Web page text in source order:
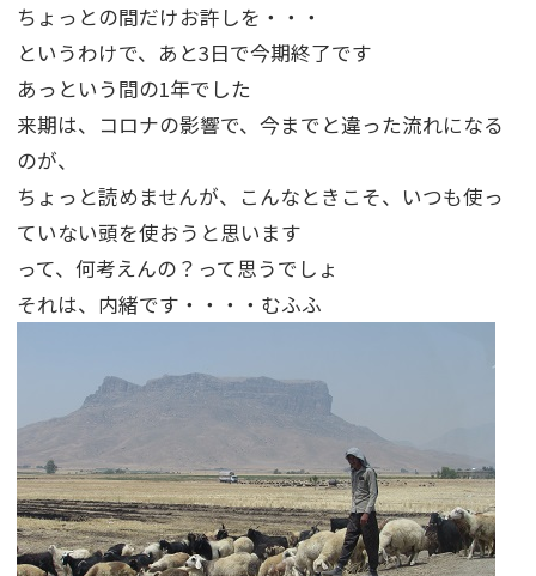
ちょっとの間だけお許しを・・・
というわけで、あと3日で今期終了です
あっという間の1年でした
来期は、コロナの影響で、今までと違った流れになる
のが、
ちょっと読めませんが、こんなときこそ、いつも使っ
ていない頭を使おうと思います
って、何考えんの？って思うでしょ
それは、内緒です・・・・むふふ